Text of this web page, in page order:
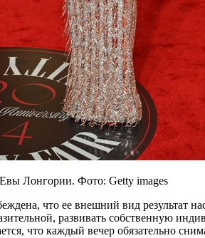
Лонгории. Фото: Getty images
что ее внешний вид результат
развивать собственную
что каждый вечер обязательно